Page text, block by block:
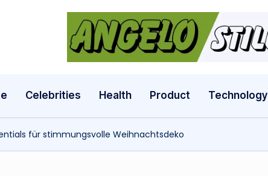
a
e
l
Celebrities Health Product Technology
für stimmungsvolle Weihnachtsdeko